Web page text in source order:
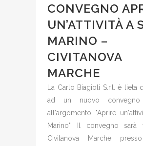
CONVEGNO
UN’ATTIVITÀ A
MARINO –
CIVITANOVA
MARCHE
La Carlo Biagioli S.r.l. è lieta
ad un nuovo convegno
all'argomento "Aprire
Marino". Il convegno sarà
Civitanova Marche